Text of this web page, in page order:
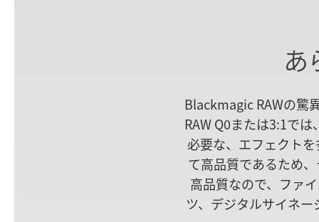
あ
Blackmagic RAWの驚
RAW Q0または3:1で
必要な、エフェクト
て高品質であるため
高品質なので、ファ
ツ、デジタルサイネ